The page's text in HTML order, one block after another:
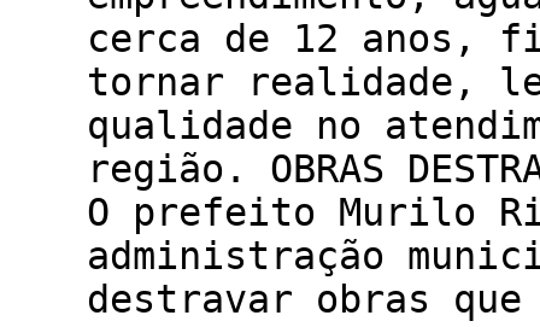
cerca de 12 anos,
tornar realidade,
qualidade no
região. OBRAS
O prefeito Murilo
administração
destravar obras que